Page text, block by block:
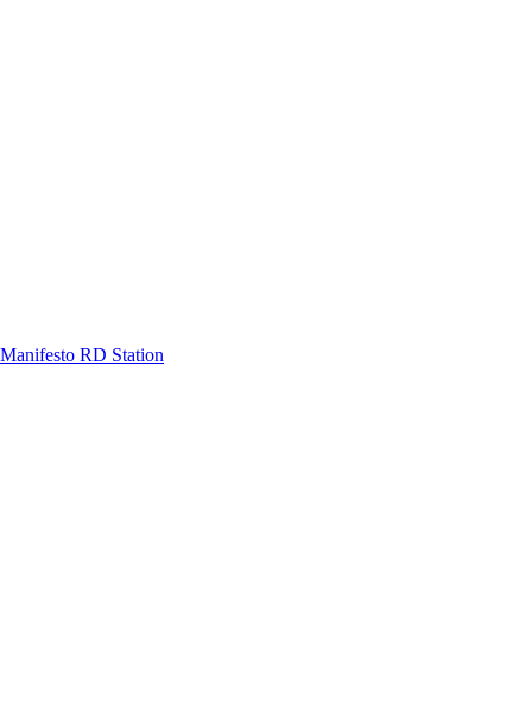
Manifesto RD Station